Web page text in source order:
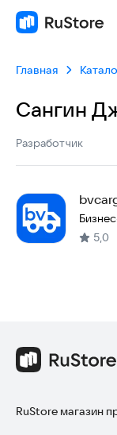
Главная
Сангин
Разработчик
5,0
RuStore магазин